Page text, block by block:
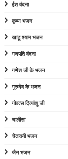
ईश वंदना
कृष्ण भजन
खाटू श्याम भजन
गणपति वंदना
गणेश जी के भजन
गुरुदेव के भजन
गोवत्स दिव्यांशु जी
चालीसा
चेतावनी भजन
जैन भजन